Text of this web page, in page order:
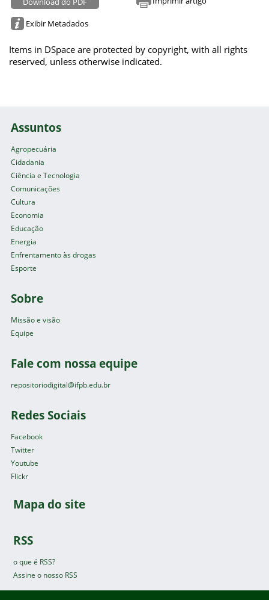
Exibir Metadados
Items in DSpace are protected by copyright, with all rights
reserved, unless otherwise indicated.
Assuntos
Agropecuária
Cidadania
Ciência e Tecnologia
Comunicações
Cultura
Economia
Educação
Energia
Enfrentamento às drogas
Esporte
Sobre
Missão e visão
Equipe
Fale com nossa equipe
repositoriodigital@ifpb.edu.br
Redes Sociais
Facebook
Twitter
Youtube
Flickr
Mapa do site
RSS
o que é RSS?
Assine o nosso RSS